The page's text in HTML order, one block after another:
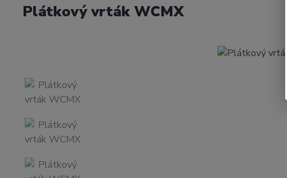
Plátkový vrták WCMX